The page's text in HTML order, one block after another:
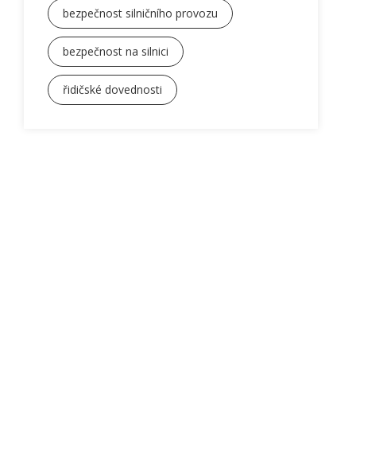
bezpečnost silničního provozu
bezpečnost na silnici
řidičské dovednosti